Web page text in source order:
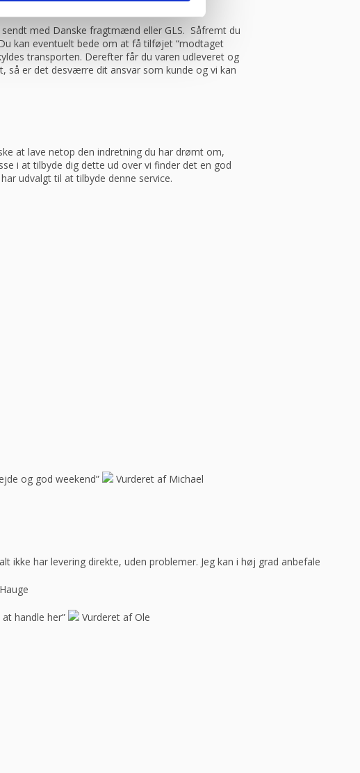
13.30.
med Danske fragtmænd eller GLS. Såfremt du
kan eventuelt bede om at få tilføjet “modtaget
transporten. Derefter får du varen udleveret og
så er det desværre dit ansvar som kunde og vi kan
at lave netop den indretning du har drømt om,
i at tilbyde dig dette ud over vi finder det en god
har udvalgt til at tilbyde denne service.
og god weekend”
Vurderet af Michael
ikke har levering direkte, uden problemer. Jeg kan i høj grad anbefale
handle her”
Vurderet af Ole